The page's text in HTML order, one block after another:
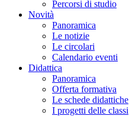
Percorsi di studio
Novità
Panoramica
Le notizie
Le circolari
Calendario eventi
Didattica
Panoramica
Offerta formativa
Le schede didattiche
I progetti delle classi